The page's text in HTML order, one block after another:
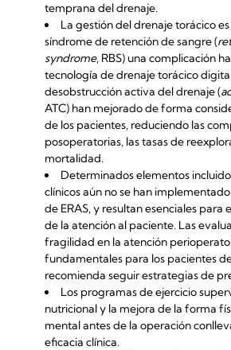
temprana del drenaje.
La gestión del drenaje torácico
síndrome de retención de sangre (
syndrome, RBS) una complicación
tecnología de drenaje torácico
desobstrucción activa del drenaje (
ATC) han mejorado de forma
de los pacientes, reduciendo las
posoperatorias, las tasas de
mortalidad.
Determinados elementos
clínicos aún no se han
de ERAS, y resultan esenciales para
de la atención al paciente. Las
fragilidad en la atención
fundamentales para los pacientes
recomienda seguir estrategias de
Los programas de ejercicio
nutricional y la mejora de la forma
mental antes de la operación
eficacia clínica.